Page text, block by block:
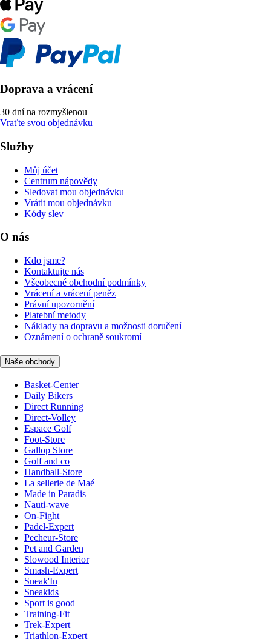
Doprava a vrácení
30 dní na rozmyšlenou
Vraťte svou objednávku
Služby
Můj účet
Centrum nápovědy
Sledovat mou objednávku
Vrátit mou objednávku
Kódy slev
O nás
Kdo jsme?
Kontaktujte nás
Všeobecné obchodní podmínky
Vrácení a vrácení peněz
Právní upozornění
Platební metody
Náklady na dopravu a možnosti doručení
Oznámení o ochraně soukromí
Naše obchody
Basket-Center
Daily Bikers
Direct Running
Direct-Volley
Espace Golf
Foot-Store
Gallop Store
Golf and co
Handball-Store
La sellerie de Maé
Made in Paradis
Nauti-wave
On-Fight
Padel-Expert
Pecheur-Store
Pet and Garden
Slowood Interior
Smash-Expert
Sneak'In
Sneakids
Sport is good
Training-Fit
Trek-Expert
Triathlon-Expert